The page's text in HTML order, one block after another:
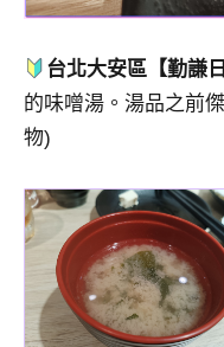
台北大安區【勤謙
的味噌湯。湯品之前
物)